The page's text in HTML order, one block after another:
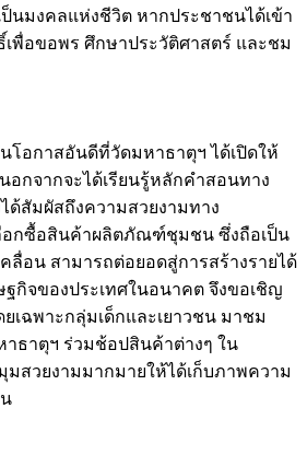
ป็นมงคลแห่งชีวิต หากประชาชนได้เข้า
พื่อขอพร ศึกษาประวัติศาสตร์ และชม
โอกาสอันดีที่วัดมหาธาตุฯ ได้เปิดให้
อกจากจะได้เรียนรู้หลักคำสอนทาง
ด้สัมผัสถึงความสวยงามทาง
อกซื้อสินค้าผลิตภัณฑ์ชุมชน ซึ่งถือเป็น
คลื่อน สามารถต่อยอดสู่การสร้างรายได้
ฐกิจของประเทศในอนาคต จึงขอเชิญ
เฉพาะกลุ่มเด็กและเยาวชน มาชม
ธาตุฯ ร่วมช้อปสินค้าต่างๆ ใน
มสวยงามมากมายให้ได้เก็บภาพความ